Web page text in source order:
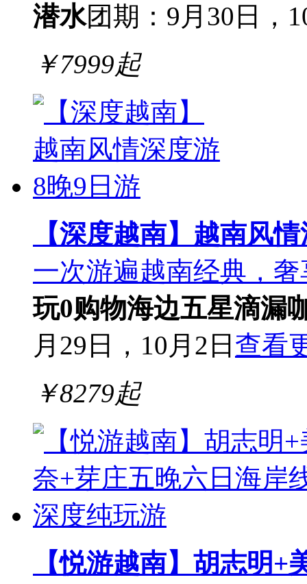
潜水团期：9月30日，
￥7999起
【深度越南】越南风
一次游遍越南经典，
玩0购物海边五星滴漏
月29日，10月2日 查看
￥8279起
【悦游越南】胡志明